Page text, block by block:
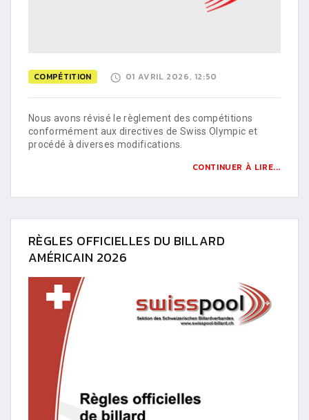
COMPÉTITION 01 AVRIL 2026, 12:50
Nous avons révisé le règlement des compétitions
conformément aux directives de Swiss Olympic et
procédé à diverses modifications.
CONTINUER À LIRE...
RÈGLES OFFICIELLES DU BILLARD
AMÉRICAIN 2026